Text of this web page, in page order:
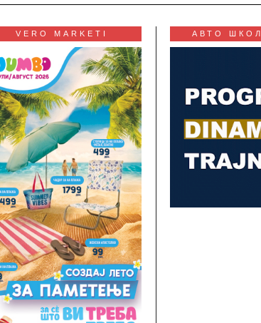
VERO MARKETI АВТО